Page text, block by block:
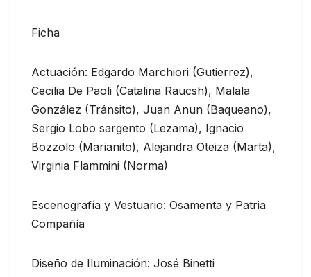
Ficha
Actuación: Edgardo Marchiori (Gutierrez),
Cecilia De Paoli (Catalina Raucsh), Malala
González (Tránsito), Juan Anun (Baqueano),
Sergio Lobo sargento (Lezama), Ignacio
Bozzolo (Marianito), Alejandra Oteiza (Marta),
Virginia Flammini (Norma)
Escenografía y Vestuario: Osamenta y Patria
Compañía
Diseño de Iluminación: José Binetti